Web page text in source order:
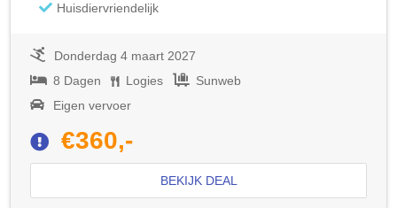
Huisdiervriendelijk
Donderdag 4 maart 2027
8 Dagen
Logies
Sunweb
Eigen vervoer
€360,-
BEKIJK DEAL